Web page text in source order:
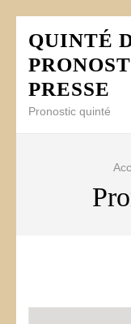
au
contenu
(Pressez
QUINTÉ
PRESSE
Pronostic quinté